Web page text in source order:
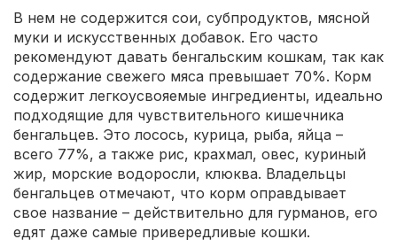
В нем не содержится сои, субпродуктов, мясной
муки и искусственных добавок. Его часто
рекомендуют давать бенгальским кошкам, так как
содержание свежего мяса превышает 70%. Корм
содержит легкоусвояемые ингредиенты, идеально
подходящие для чувствительного кишечника
бенгальцев. Это лосось, курица, рыба, яйца –
всего 77%, а также рис, крахмал, овес, куриный
жир, морские водоросли, клюква. Владельцы
бенгальцев отмечают, что корм оправдывает
свое название – действительно для гурманов, его
едят даже самые привередливые кошки.